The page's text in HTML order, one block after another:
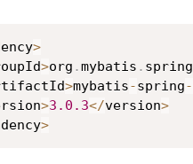
>
>org .mybatis . spring
>mybatis-spring-
>3.0 .3</version>
>